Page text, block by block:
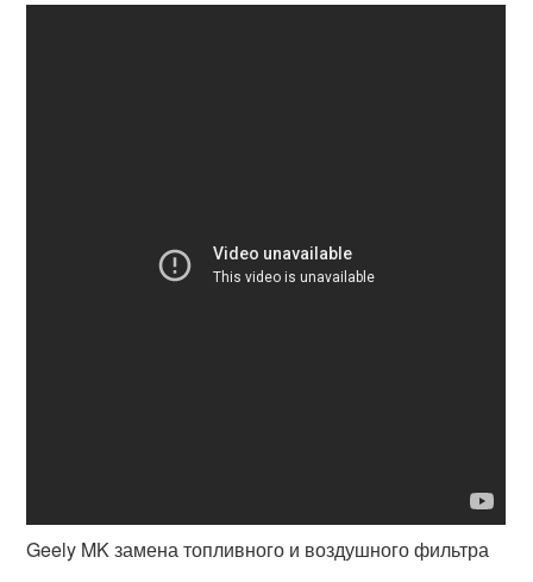
Geely MK замена топливного и воздушного фильтра